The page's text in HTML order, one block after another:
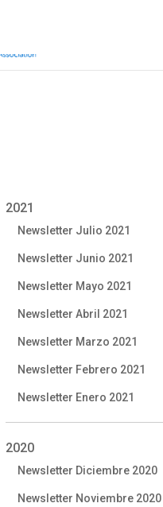
2021
Newsletter Julio 2021
Newsletter Junio 2021
Newsletter Mayo 2021
Newsletter Abril 2021
Newsletter Marzo 2021
Newsletter Febrero 2021
Newsletter Enero 2021
2020
Newsletter Diciembre 2020
Newsletter Noviembre 2020